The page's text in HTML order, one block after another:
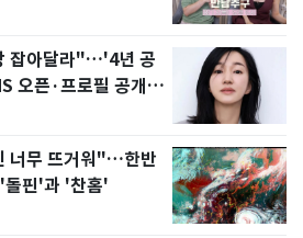
잡아달라"…'4년 공
오픈·프로필 공개
너무 뜨거워"…한반
돌핀'과 '찬홈'